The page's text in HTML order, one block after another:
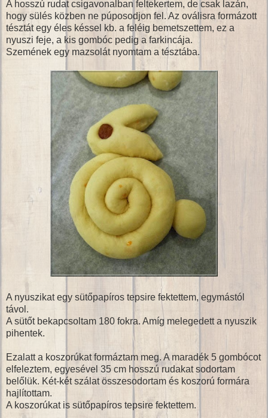
A hosszú rudat csigavonalban feltekertem, de csak lazán,
hogy sülés közben ne púposodjon fel. Az oválisra formázott
tésztát egy éles késsel kb. a feléig bemetszettem, ez a
nyuszi feje, a kis gombóc pedig a farkincája.
Szemének egy mazsolát nyomtam a tésztába.
A nyuszikat egy sütőpapíros tepsire fektettem, egymástól
távol.
A sütőt bekapcsoltam 180 fokra. Amíg melegedett a nyuszik
pihentek.
Ezalatt a koszorúkat formáztam meg. A maradék 5 gombócot
elfeleztem, egyesével 35 cm hosszú rudakat sodortam
belőlük. Két-két szálat összesodortam és koszorú formára
hajlítottam.
A koszorúkat is sütőpapíros tepsire fektettem.